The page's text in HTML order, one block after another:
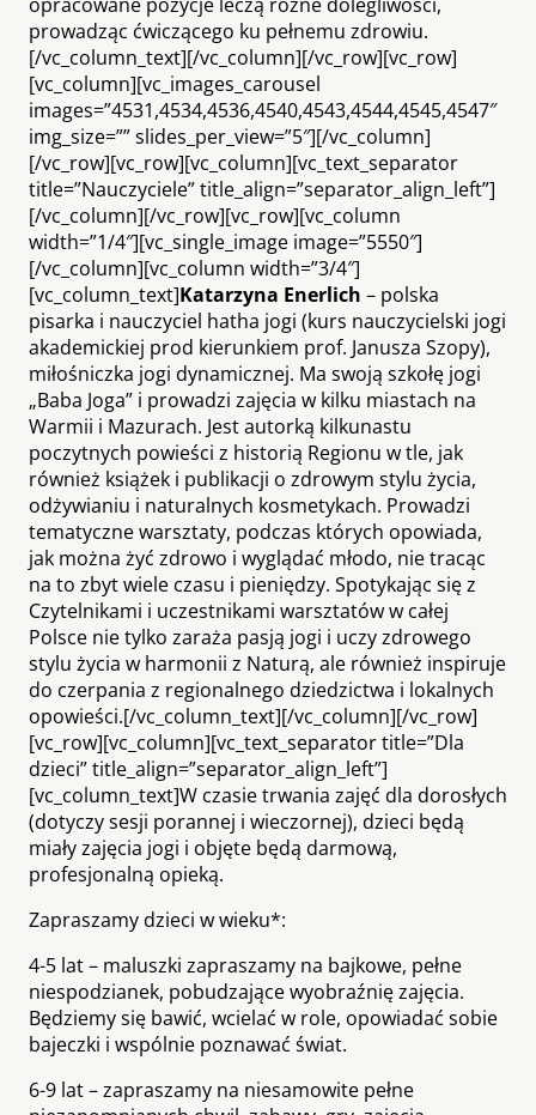
prowadząc ćwiczącego ku pełnemu zdrowiu.
[/vc_column_text][/vc_column][/vc_row][vc_row]
[vc_column][vc_images_carousel
images=”4531,4534,4536,4540,4543,4544,4545,4547″
img_size=”” slides_per_view=”5″][/vc_column]
[/vc_row][vc_row][vc_column][vc_text_separator
title=”Nauczyciele” title_align=”separator_align_left”]
[/vc_column][/vc_row][vc_row][vc_column
width=”1/4″][vc_single_image image=”5550″]
[/vc_column][vc_column width=”3/4″]
[vc_column_text]Katarzyna Enerlich – polska
pisarka i nauczyciel hatha jogi (kurs nauczycielski jogi
akademickiej prod kierunkiem prof. Janusza Szopy),
miłośniczka jogi dynamicznej. Ma swoją szkołę jogi
„Baba Joga” i prowadzi zajęcia w kilku miastach na
Warmii i Mazurach. Jest autorką kilkunastu
poczytnych powieści z historią Regionu w tle, jak
również książek i publikacji o zdrowym stylu życia,
odżywianiu i naturalnych kosmetykach. Prowadzi
tematyczne warsztaty, podczas których opowiada,
jak można żyć zdrowo i wyglądać młodo, nie tracąc
na to zbyt wiele czasu i pieniędzy. Spotykając się z
Czytelnikami i uczestnikami warsztatów w całej
Polsce nie tylko zaraża pasją jogi i uczy zdrowego
stylu życia w harmonii z Naturą, ale również inspiruje
do czerpania z regionalnego dziedzictwa i lokalnych
opowieści.[/vc_column_text][/vc_column][/vc_row]
[vc_row][vc_column][vc_text_separator title=”Dla
dzieci” title_align=”separator_align_left”]
[vc_column_text]W czasie trwania zajęć dla dorosłych
(dotyczy sesji porannej i wieczornej), dzieci będą
miały zajęcia jogi i objęte będą darmową,
profesjonalną opieką.
Zapraszamy dzieci w wieku*:
4-5 lat – maluszki zapraszamy na bajkowe, pełne
niespodzianek, pobudzające wyobraźnię zajęcia.
Będziemy się bawić, wcielać w role, opowiadać sobie
bajeczki i wspólnie poznawać świat.
6-9 lat – zapraszamy na niesamowite pełne